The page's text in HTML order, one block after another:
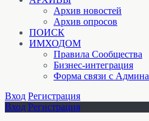
Архив новостей
Архив опросов
ПОИСК
ИМХОДОМ
Правила Сообщества
Бизнес-интеграция
Форма связи с
Вход Регистрация
Вход Регистрация